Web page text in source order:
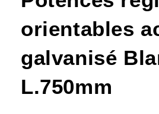
orientables
galvanisé
L.750mm